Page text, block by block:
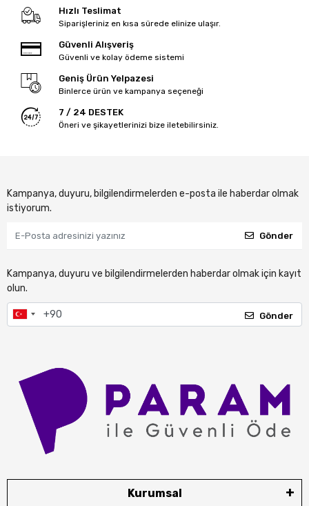
Hızlı Teslimat
Siparişleriniz en kısa sürede elinize ulaşır.
Güvenli Alışveriş
Güvenli ve kolay ödeme sistemi
Geniş Ürün Yelpazesi
Binlerce ürün ve kampanya seçeneği
7 / 24 DESTEK
Öneri ve şikayetlerinizi bize iletebilirsiniz.
Kampanya, duyuru, bilgilendirmelerden e-posta ile haberdar olmak
istiyorum.
Gönder
Kampanya, duyuru ve bilgilendirmelerden haberdar olmak için kayıt
olun.
Gönder
Kurumsal